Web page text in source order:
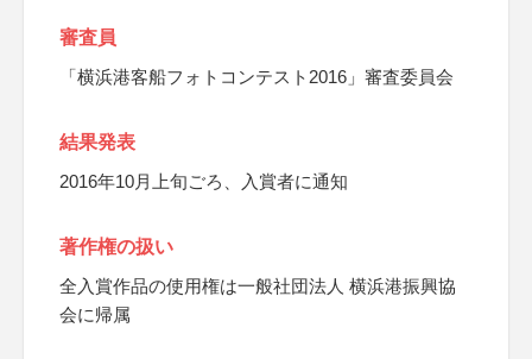
審査員
「横浜港客船フォトコンテスト2016」審査委員会
結果発表
2016年10月上旬ごろ、入賞者に通知
著作権の扱い
全入賞作品の使用権は一般社団法人 横浜港振興協
会に帰属